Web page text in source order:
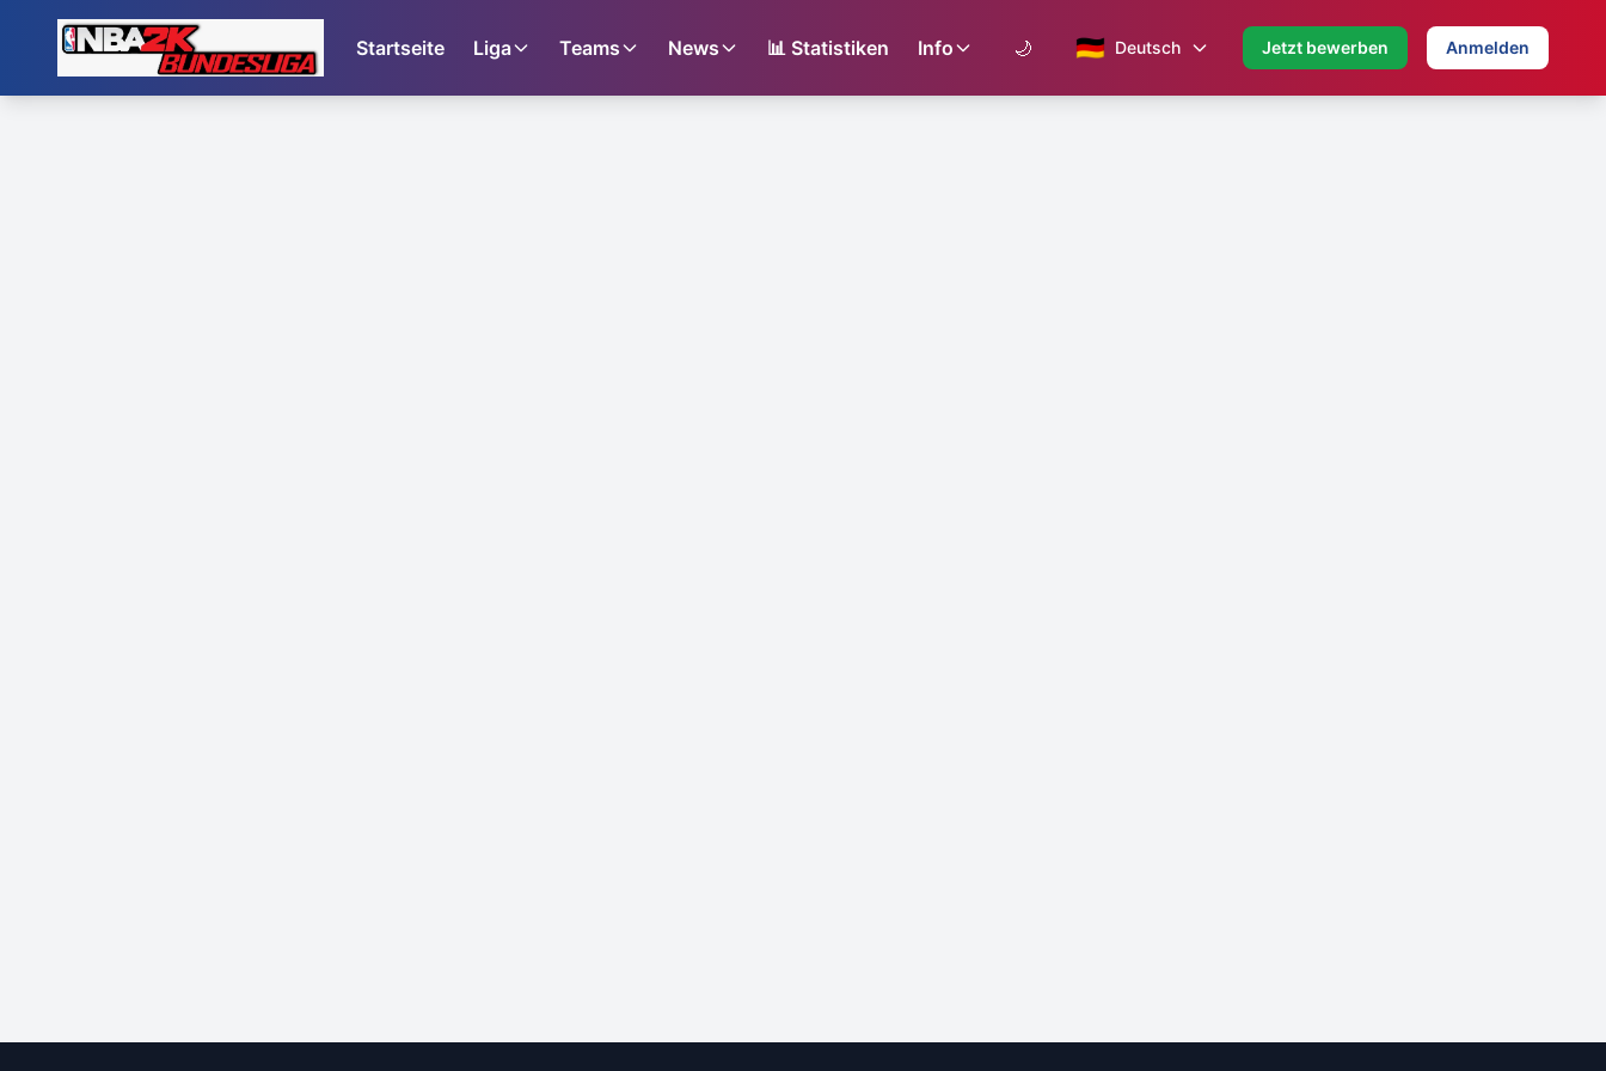
Startseite Liga Teams News 📊 Statistiken Info 🌙 🇩🇪 Deutsch Jetzt bewerben Anmelden